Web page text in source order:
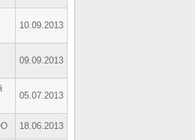
10.09.2013
09.09.2013
05.07.2013
18.06.2013